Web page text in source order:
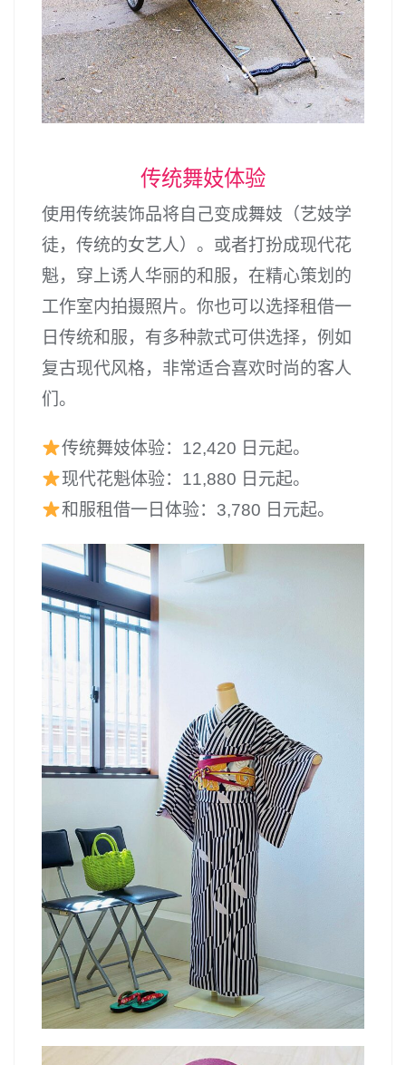
传统舞妓体验
使用传统装饰品将自己变成舞妓（艺妓学
徒，传统的女艺人）。或者打扮成现代花
魁，穿上诱人华丽的和服，在精心策划的
工作室内拍摄照片。你也可以选择租借一
日传统和服，有多种款式可供选择，例如
复古现代风格，非常适合喜欢时尚的客人
们。
传统舞妓体验：12,420 日元起。
现代花魁体验：11,880 日元起。
和服租借一日体验：3,780 日元起。